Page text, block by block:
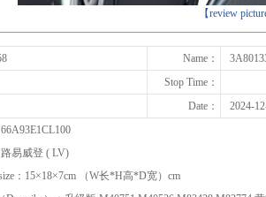
【review
Name：
Stop Time：
Date： 2024-
易威登 ( LV)
：15×18×7cm （W长*H高*D宽）cm